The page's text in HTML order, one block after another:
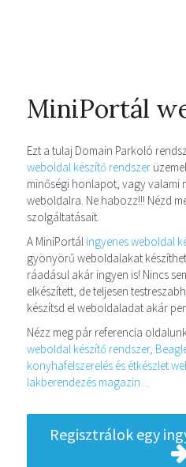
MiniPortál
Ezt a tulaj Domain Parkoló
weboldal készítő rendszer
minőségi honlapot, vagy valami
weboldalra. Ne habozz!!! Nézd
szolgáltatásait.
A MiniPortál ingyenes weboldal
gyönyörű weboldalakat
ráadásul akár ingyen is! Nincs
elkészített, de teljesen
készítsd el weboldaladat akár
Nézz meg pár referencia
weboldal készítő rendszer,
konyhafelszerelés és étkészlet
lakberendezés magazin ...
Regisztrálok egy